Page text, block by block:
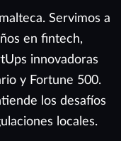
Servimos a
en fintech,
innovadoras
y Fortune 500.
los desafíos
locales.